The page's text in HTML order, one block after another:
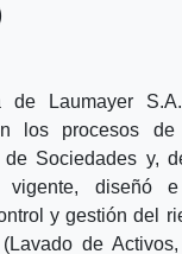
de Laumayer
los procesos
de Sociedades y,
vigente, diseñó
y gestión del
de